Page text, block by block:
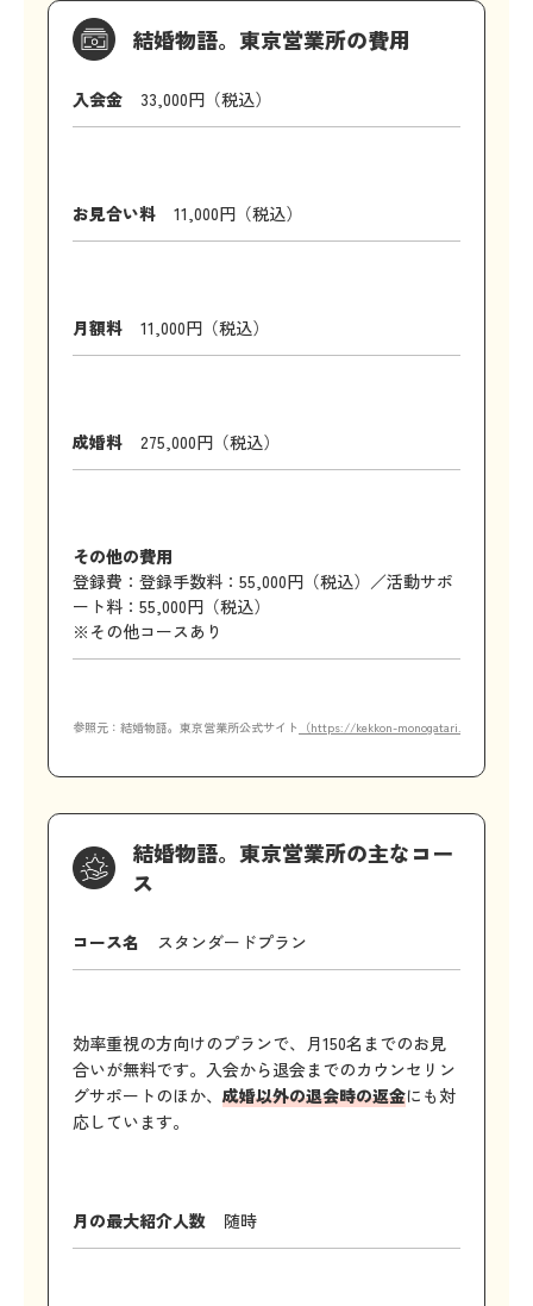
結婚物語。東京営業所の費用
入会金 33,000円（税込）
お見合い料 11,000円（税込）
月額料 11,000円（税込）
成婚料 275,000円（税込）
その他の費用
登録費：登録手数料：55,000円（税込）／活動サポ
ート料：55,000円（税込）
※その他コースあり
参照元：結婚物語。東京営業所公式サイト （https://kekkon-monogatari.com/join/
結婚物語。東京営業所の主なコー
ス
コース名 スタンダードプラン
効率重視の方向けのプランで、月150名までのお見
合いが無料です。入会から退会までのカウンセリン
グサポートのほか、 成婚以外の退会時の返金にも対
応しています。
月の最大紹介人数 随時